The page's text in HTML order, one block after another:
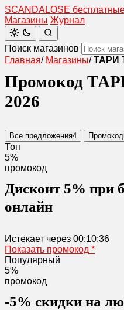
SCANDALOSE
Магазины Журнал
Поиск магазинов
Главная/ Магазины/ ТАРИ
Промокод
2026
Все предложения4
Топ
5%
промокод
Дисконт 5% при
онлайн
Истекает через 00:10:36
Показать промокод *
Популярный
5%
промокод
-5% скидки на